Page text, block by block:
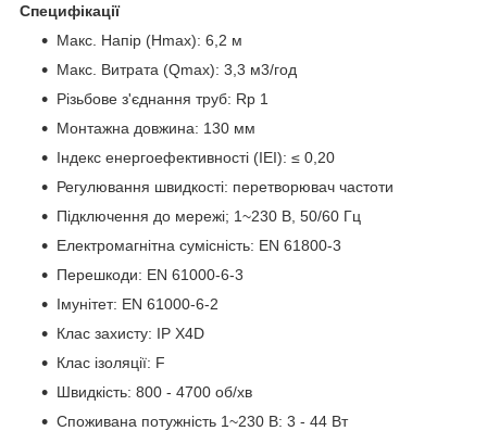
Специфікації
Макс. Напір (Hmax): 6,2 м
Макс. Витрата (Qmax): 3,3 м3/год
Різьбове з'єднання труб: Rp 1
Монтажна довжина: 130 мм
Індекс енергоефективності (IEI): ≤ 0,20
Регулювання швидкості: перетворювач частоти
Підключення до мережі; 1~230 В, 50/60 Гц
Електромагнітна сумісність: EN 61800-3
Перешкоди: EN 61000-6-3
Імунітет: EN 61000-6-2
Клас захисту: IP X4D
Клас ізоляції: F
Швидкість: 800 - 4700 об/хв
Споживана потужність 1~230 В: 3 - 44 Вт